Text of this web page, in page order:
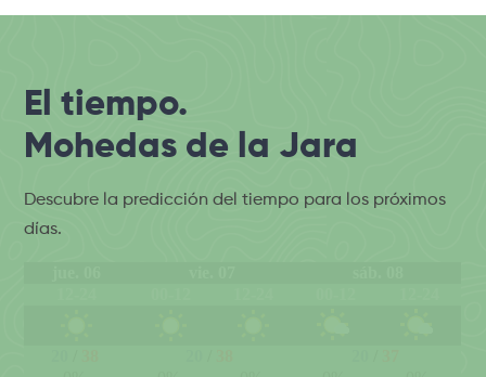
El tiempo.
Mohedas de la Jara
Descubre la predicción del tiempo para los próximos
días.